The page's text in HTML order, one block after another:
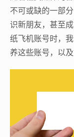
不可或缺的一部
识新朋友，甚至
纸飞机账号时，
养这些账号，以